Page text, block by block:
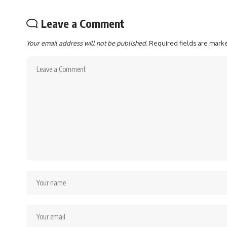
Leave a Comment
Your email address will not be published.Required fields are